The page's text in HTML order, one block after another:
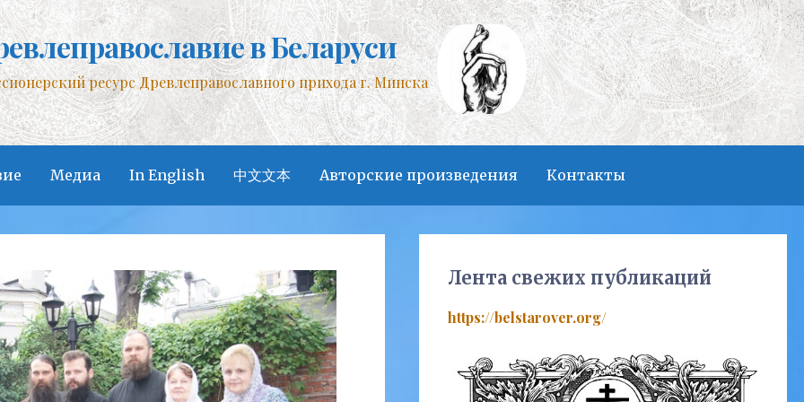
в Беларуси
ресурс Древлеправославного прихода г. Минска
Медиа In English 中文文本 Авторские произведения Контакты
Лента свежих публикаций
https://belstarover.org/